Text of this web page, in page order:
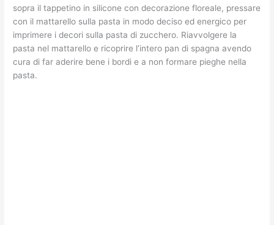
sopra il tappetino in silicone con decorazione floreale, pressare
con il mattarello sulla pasta in modo deciso ed energico per
imprimere i decori sulla pasta di zucchero. Riavvolgere la
pasta nel mattarello e ricoprire l’intero pan di spagna avendo
cura di far aderire bene i bordi e a non formare pieghe nella
pasta.